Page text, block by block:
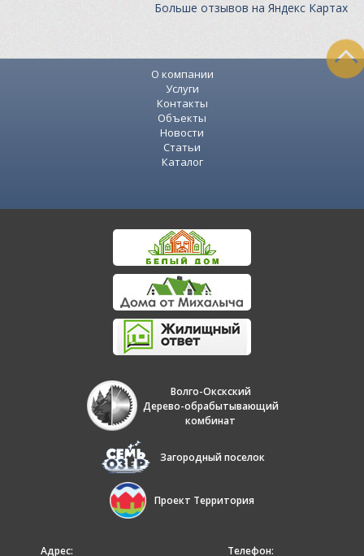
Больше отзывов на Яндекс Картах
О компании
Услуги
Контакты
Объекты
Новости
Статьи
Каталог
Волго-Окскский
Дерево-обрабытывающий
комбинат
Загородный поселок
Проект Территория
Адрес: Телефон: